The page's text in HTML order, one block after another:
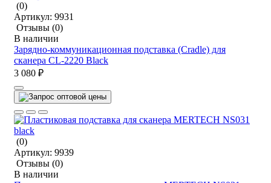
(0)
Артикул: 9931
Отзывы (0)
В наличии
Зарядно-коммуникационная подставка (Cradle) для
сканера CL-2220 Black
3 080 ₽
(0)
Артикул: 9939
Отзывы (0)
В наличии